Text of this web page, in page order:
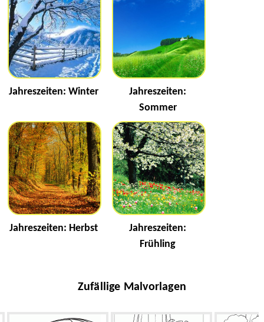
Jahreszeiten: Winter
Jahreszeiten:
Sommer
Jahreszeiten: Herbst
Jahreszeiten:
Frühling
Zufällige Malvorlagen